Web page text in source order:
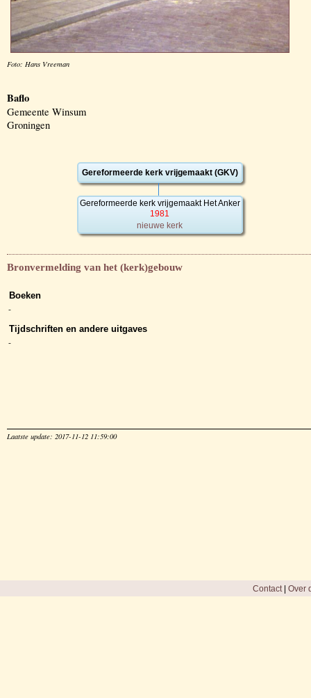
Foto: Hans Vreeman
Baflo
Gemeente Winsum
Groningen
Gereformeerde kerk vrijgemaakt (GKV)
Gereformeerde kerk vrijgemaakt Het Anker
1981
nieuwe kerk
Bronvermelding van het (kerk)gebouw
Boeken
-
Tijdschriften en andere uitgaves
-
Laatste update: 2017-11-12 11:59:00
Contact| Over